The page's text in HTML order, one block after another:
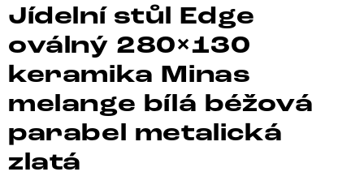
Jídelní stůl Edge
oválný 280×130
keramika Minas
melange bílá béžová
parabel metalická
zlatá